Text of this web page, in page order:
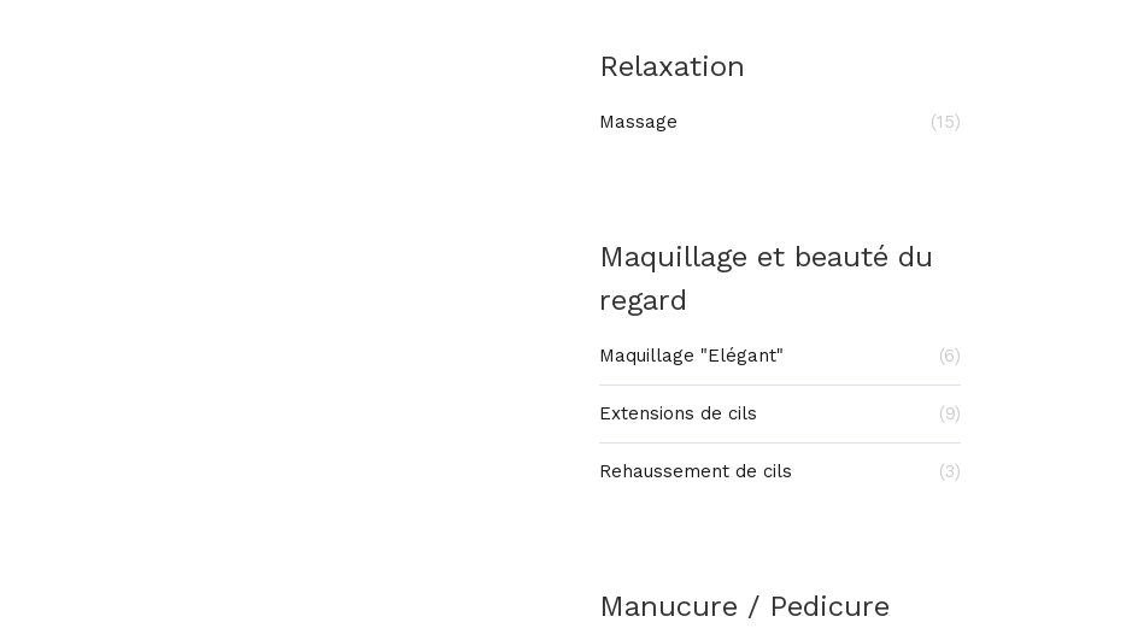
Relaxation
Massage (15)
Maquillage et beauté du
regard
Maquillage "Elégant" (6)
Extensions de cils (9)
Rehaussement de cils (3)
Manucure / Pedicure